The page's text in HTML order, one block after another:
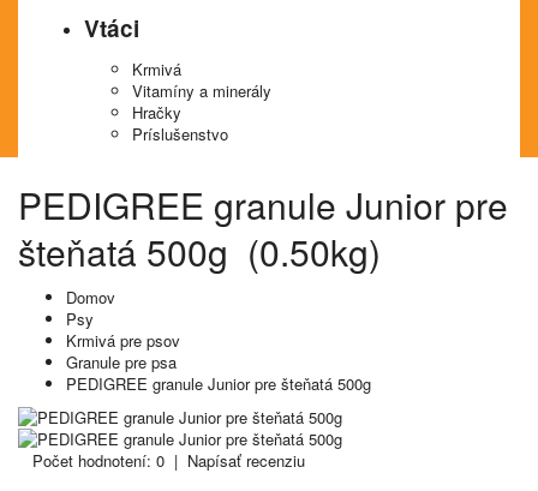
Vtáci
Krmivá
Vitamíny a minerály
Hračky
Príslušenstvo
PEDIGREE granule Junior pre
šteňatá 500g (0.50kg)
Domov
Psy
Krmivá pre psov
Granule pre psa
PEDIGREE granule Junior pre šteňatá 500g
Počet hodnotení: 0 | Napísať recenziu